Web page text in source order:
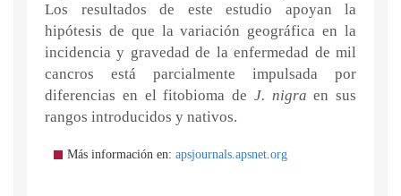
Los resultados de este estudio apoyan la
hipótesis de que la variación geográfica en la
incidencia y gravedad de la enfermedad de mil
cancros está parcialmente impulsada por
diferencias en el fitobioma de J. nigra en sus
rangos introducidos y nativos.
Más información en: apsjournals.apsnet.org